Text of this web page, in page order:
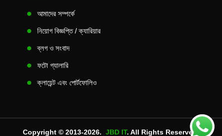
আমাদের সম্পর্কে
নিয়োগ বিজ্ঞপ্তি / ক্যারিয়ার
ব্লগ ও সংবাদ
ফটো গ্যালারি
ক্লায়েন্ট এবং পোর্টফোলিও
Copyright © 2013-2026. JBD IT. All Rights Reserved.